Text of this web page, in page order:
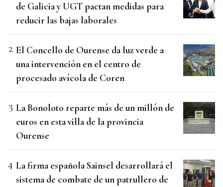
de Galicia y UGT pactan medidas para
reducir las bajas laborales
El Concello de Ourense da luz verde a
una intervención en el centro de
procesado avícola de Coren
La Bonoloto reparte más de un millón de
euros en esta villa de la provincia
Ourense
La firma española Sainsel desarrollará el
sistema de combate de un patrullero de